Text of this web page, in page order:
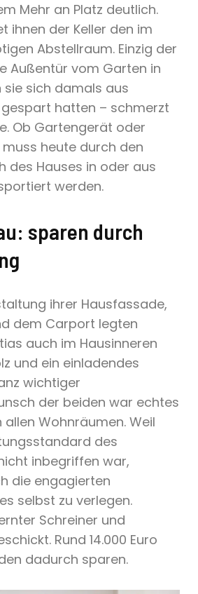
Mehr an Platz deutlich.
ihnen der Keller den im
Abstellraum. Einzig der
Außentür vom Garten in
sie sich damals aus
hatten – schmerzt
Ob Gartengerät oder
muss heute durch den
des Hauses in oder aus
werden.
sparen durch
ihrer Hausfassade,
dem Carport legten
auch im Hausinneren
und ein einladendes
wichtiger
der beiden war echtes
allen Wohnräumen. Weil
des
inbegriffen war,
die engagierten
selbst zu verlegen.
Schreiner und
Rund 14.000 Euro
dadurch sparen.